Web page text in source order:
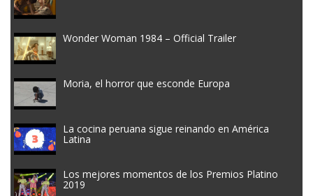
Wonder Woman 1984 – Official Trailer
Moria, el horror que esconde Europa
La cocina peruana sigue reinando en América
Latina
Los mejores momentos de los Premios Platino
2019